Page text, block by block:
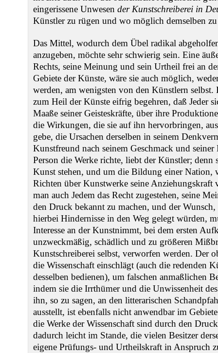
eingerissene Unwesen der Kunstschreiberei in
Künstler zu rügen und wo möglich demselben zu
Das Mittel, wodurch dem Übel radikal
anzugeben, möchte sehr schwierig sein. Eine
Rechts, seine Meinung und sein Urtheil frei an
Gebiete der Künste, wäre sie auch möglich,
werden, am wenigsten von den Künstlern selbst.
zum Heil der Künste eifrig begehren, daß Jeder
Maaße seiner Geisteskräfte, über ihre
die Wirkungen, die sie auf ihn hervorbringen,
gebe, die Ursachen derselben in seinem
Kunstfreund nach seinem Geschmack und seiner
Person die Werke richte, liebt der Künstler; denn
Kunst stehen, und um die Bildung einer Nation,
Richten über Kunstwerke seine Anziehungskraft
man auch Jedem das Recht zugestehen, seine
den Druck bekannt zu machen, und der
hierbei Hindernisse in den Weg gelegt würden,
Interesse an der Kunstnimmt, bei dem ersten
unzweckmäßig, schädlich und zu größeren
Kunstschreiberei selbst, verworfen werden. Der
die Wissenschaft einschlägt (auch die redenden
desselben bedienen), um falschen anmaßlichen
indem sie die Irrthümer und die Unwissenheit
ihn, so zu sagen, an den litterarischen
ausstellt, ist ebenfalls nicht anwendbar im
die Werke der Wissenschaft sind durch den
dadurch leicht im Stande, die vielen Besitzer
eigene Prüfungs- und Urtheilskraft in Anspruch